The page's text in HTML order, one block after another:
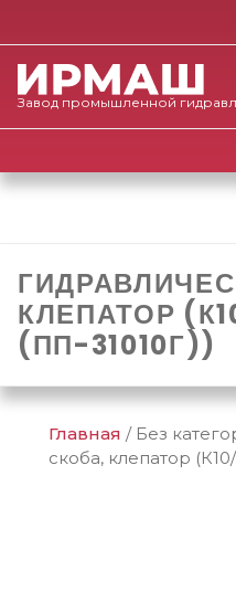
Завод промышленной
КЛЕПАТОР
(ПП-31010Г))
Главная / Без
скоба, клепатор